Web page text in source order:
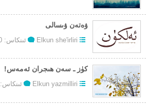
ۋەتەن ۋىسالى
Elkun she'irliri ئىنكاس: 0
كۈز ـ سەن ھىجران ئەمەس!
Elkun yazmilliri ئىنكاس: 0